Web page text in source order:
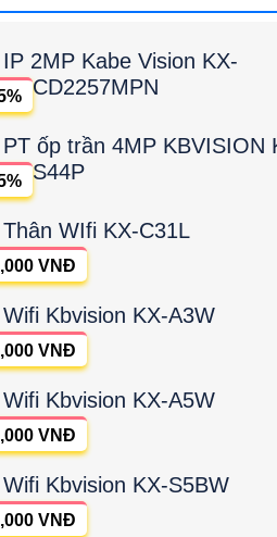
2MP Kabe Vision KX-
CD2257MPN
ốp trần 4MP KBVISION
S44P
WIfi KX-C31L
VNĐ
Kbvision KX-A3W
VNĐ
Kbvision KX-A5W
VNĐ
Kbvision KX-S5BW
VNĐ